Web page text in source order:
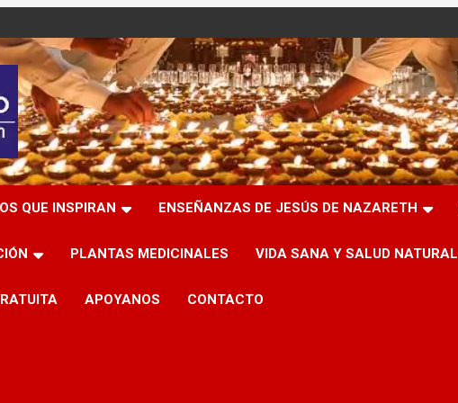
QUE INSPIRAN ENSEÑANZAS DE JESÚS DE NAZARETH
PLANTAS MEDICINALES VIDA SANA Y SALUD NATURAL
APOYANOS CONTACTO